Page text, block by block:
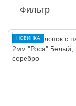
Фильтр
НОВИНКА